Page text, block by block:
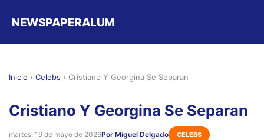
NEWSPAPERALUM
Inicio › Celebs › Cristiano Y Georgina Se Separan
Cristiano Y Georgina Se Separan
martes, 19 de mayo de 2026Por Miguel Delgado CELEBS